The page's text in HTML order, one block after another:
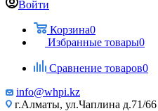
Войти
Корзина0
Избранные товары0
Сравнение товаров0
info@whpi.kz
г.Алматы, ул.Чаплина д.71/